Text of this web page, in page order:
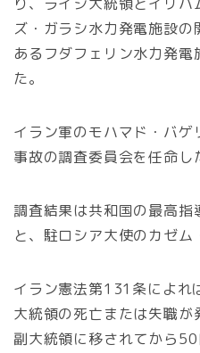
ズ・ガラシ水力発電施設
あるフダフェリン水力発
た。
イラン軍のモハマド・バ
事故の調査委員会を任命し
調査結果は共和国の最高
と、駐ロシア大使のカゼム
イラン憲法第131条によれ
大統領の死亡または失職
副大統領に移されてから